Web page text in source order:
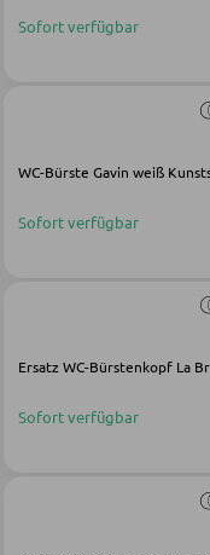
Vitrinen
TV-
LED-
LED-
LED-
Sofort verfügbar
WC-Bürste Gavin weiß
Sofort verfügbar
Sofort verfügbar